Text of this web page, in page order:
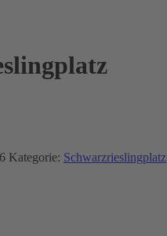
Kategorie: Schwarzrieslingplatz